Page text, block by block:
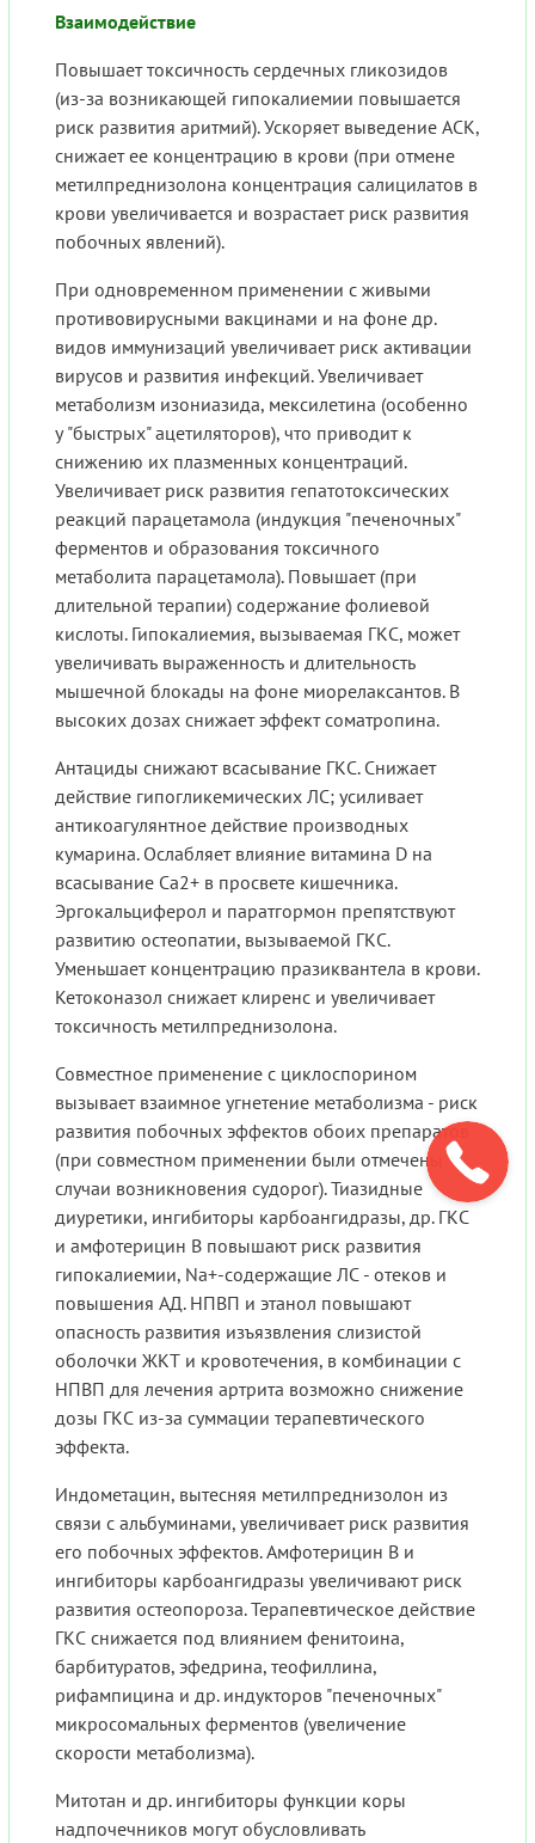
Взаимодействие
Повышает токсичность сердечных гликозидов
(из-за возникающей гипокалиемии повышается
риск развития аритмий). Ускоряет выведение АСК,
снижает ее концентрацию в крови (при отмене
метилпреднизолона концентрация салицилатов в
крови увеличивается и возрастает риск развития
побочных явлений).
При одновременном применении с живыми
противовирусными вакцинами и на фоне др.
видов иммунизаций увеличивает риск активации
вирусов и развития инфекций. Увеличивает
метаболизм изониазида, мексилетина (особенно
у "быстрых" ацетиляторов), что приводит к
снижению их плазменных концентраций.
Увеличивает риск развития гепатотоксических
реакций парацетамола (индукция "печеночных"
ферментов и образования токсичного
метаболита парацетамола). Повышает (при
длительной терапии) содержание фолиевой
кислоты. Гипокалиемия, вызываемая ГКС, может
увеличивать выраженность и длительность
мышечной блокады на фоне миорелаксантов. В
высоких дозах снижает эффект соматропина.
Антациды снижают всасывание ГКС. Снижает
действие гипогликемических ЛС; усиливает
антикоагулянтное действие производных
кумарина. Ослабляет влияние витамина D на
всасывание Ca2+ в просвете кишечника.
Эргокальциферол и паратгормон препятствуют
развитию остеопатии, вызываемой ГКС.
Уменьшает концентрацию празиквантела в крови.
Кетоконазол снижает клиренс и увеличивает
токсичность метилпреднизолона.
Совместное применение с циклоспорином
вызывает взаимное угнетение метаболизма - риск
развития побочных эффектов обоих препаратов
(при совместном применении были отмечены
случаи возникновения судорог). Тиазидные
диуретики, ингибиторы карбоангидразы, др. ГКС
и амфотерицин В повышают риск развития
гипокалиемии, Na+-содержащие ЛС - отеков и
повышения АД. НПВП и этанол повышают
опасность развития изъязвления слизистой
оболочки ЖКТ и кровотечения, в комбинации с
НПВП для лечения артрита возможно снижение
дозы ГКС из-за суммации терапевтического
эффекта.
Индометацин, вытесняя метилпреднизолон из
связи с альбуминами, увеличивает риск развития
его побочных эффектов. Амфотерицин В и
ингибиторы карбоангидразы увеличивают риск
развития остеопороза. Терапевтическое действие
ГКС снижается под влиянием фенитоина,
барбитуратов, эфедрина, теофиллина,
рифампицина и др. индукторов "печеночных"
микросомальных ферментов (увеличение
скорости метаболизма).
Митотан и др. ингибиторы функции коры
надпочечников могут обусловливать